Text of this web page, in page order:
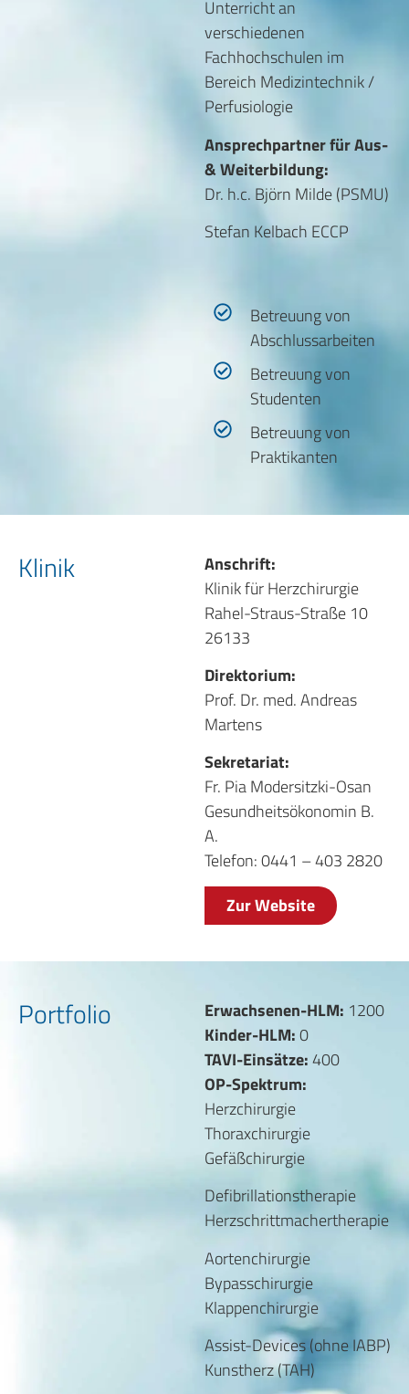
Unterricht an
verschiedenen
Fachhochschulen im
Bereich Medizintechnik /
Perfusiologie
Ansprechpartner für Aus-
& Weiterbildung:
Dr. h.c. Björn Milde (PSMU)
Stefan Kelbach ECCP
Betreuung von
Abschlussarbeiten
Betreuung von
Studenten
Betreuung von
Praktikanten
Klinik
Anschrift:
Klinik für Herzchirurgie
Rahel-Straus-Straße 10
26133
Direktorium:
Prof. Dr. med. Andreas
Martens
Sekretariat:
Fr. Pia Modersitzki-Osan
Gesundheitsökonomin B.
A.
Telefon: 0441 – 403 2820
Zur Website
Portfolio Erwachsenen-HLM: 1200
Kinder-HLM:0
TAVI-Einsätze:400
OP-Spektrum:
Herzchirurgie
Thoraxchirurgie
Gefäßchirurgie
Defibrillationstherapie
Herzschrittmachertherapie
Aortenchirurgie
Bypasschirurgie
Klappenchirurgie
Assist-Devices (ohne IABP)
Kunstherz (TAH)